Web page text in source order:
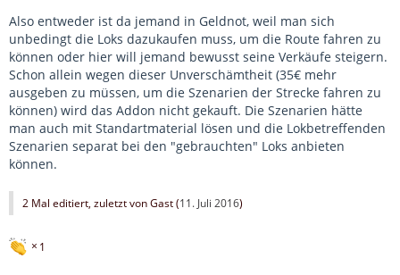
Also entweder ist da jemand in Geldnot, weil man sich
unbedingt die Loks dazukaufen muss, um die Route fahren zu
können oder hier will jemand bewusst seine Verkäufe steigern.
Schon allein wegen dieser Unverschämtheit (35€ mehr
ausgeben zu müssen, um die Szenarien der Strecke fahren zu
können) wird das Addon nicht gekauft. Die Szenarien hätte
man auch mit Standartmaterial lösen und die Lokbetreffenden
Szenarien separat bei den "gebrauchten" Loks anbieten
können.
2 Mal editiert, zuletzt von Gast (11. Juli 2016)
1